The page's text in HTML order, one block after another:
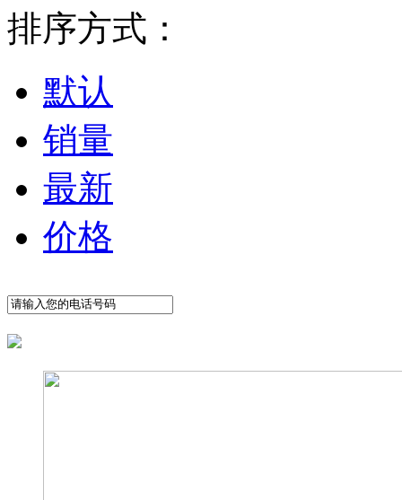
排序方式：
默认
销量
最新
价格